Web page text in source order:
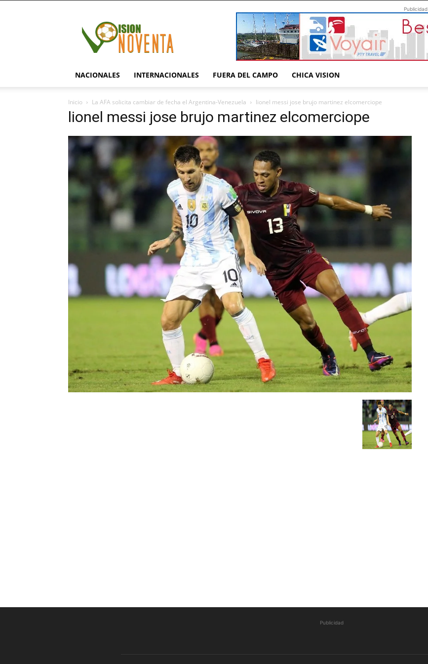
Publicidad
NACIONALES INTERNACIONALES FUERA DEL CAMPO CHICA VISION
Inicio La AFA solicita cambiar de fecha el Argentina-Venezuela lionel messi jose brujo martinez elcomerciope
lionel messi jose brujo martinez elcomerciope
Publicidad